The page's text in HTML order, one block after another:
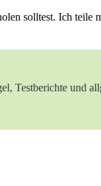
solltest. Ich teile
⁤Testberichte und